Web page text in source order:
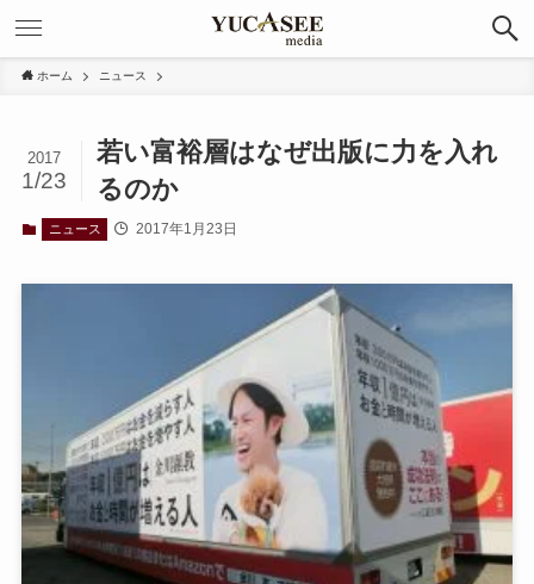
ホーム ニュース
若い富裕層はなぜ出版に力を入れ
るのか
2017
1/23
ニュース 2017年1月23日